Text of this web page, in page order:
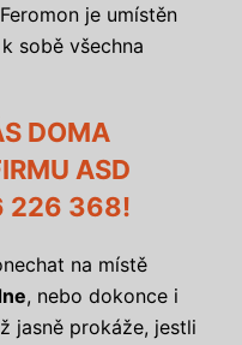
je umístěn
sobě všechna
DOMA
ASD
226 368!
na místě
, nebo dokonce i
jasně prokáže, jestli